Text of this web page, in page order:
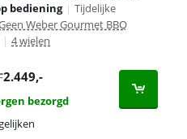
bediening | Tijdelijke
Weber Gourmet BBQ
| 4 wielen
2.449,-
bezorgd